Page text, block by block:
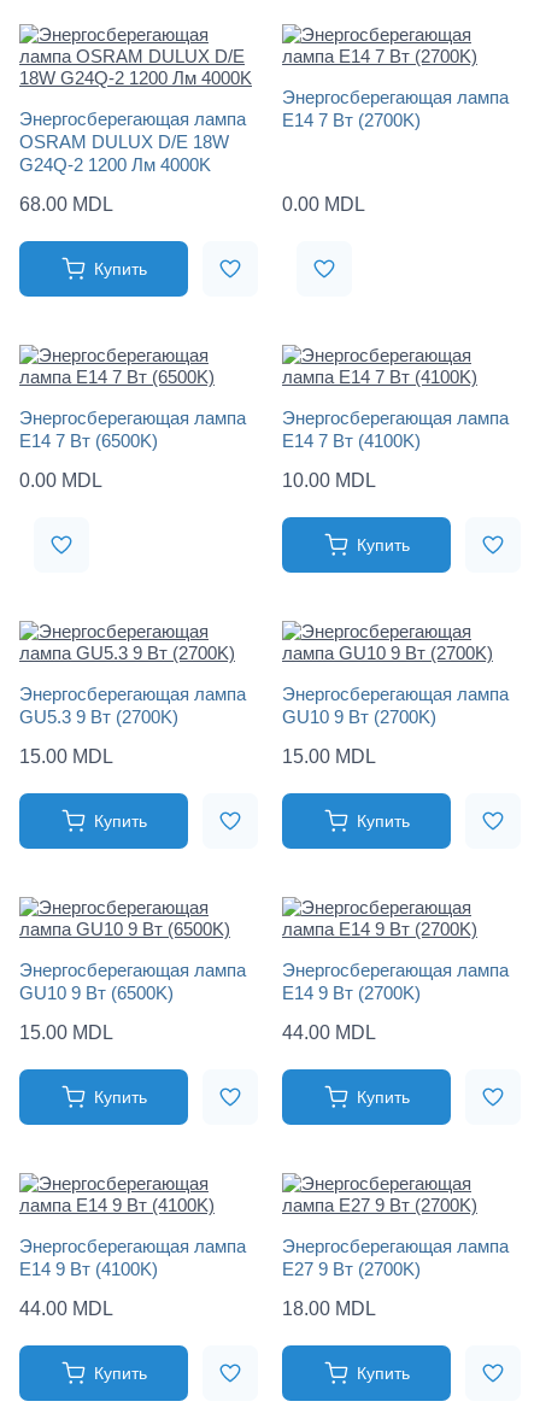
Энергосберегающая лампа
OSRAM DULUX D/E 18W
G24Q-2 1200 Лм 4000K
68.00 MDL
Купить
Энергосберегающая лампа
Е14 7 Вт (2700K)
0.00 MDL
Энергосберегающая лампа
Е14 7 Вт (6500K)
0.00 MDL
Энергосберегающая лампа
Е14 7 Вт (4100K)
10.00 MDL
Купить
Энергосберегающая лампа
GU5.3 9 Вт (2700K)
15.00 MDL
Купить
Энергосберегающая лампа
GU10 9 Вт (2700K)
15.00 MDL
Купить
Энергосберегающая лампа
GU10 9 Вт (6500K)
15.00 MDL
Купить
Энергосберегающая лампа
Е14 9 Вт (2700K)
44.00 MDL
Купить
Энергосберегающая лампа
E14 9 Вт (4100K)
44.00 MDL
Купить
Энергосберегающая лампа
E27 9 Вт (2700K)
18.00 MDL
Купить